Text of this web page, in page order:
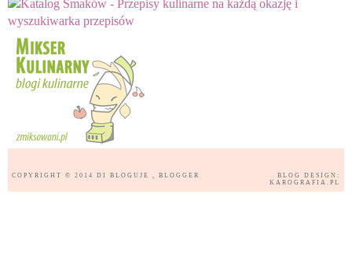
COPYRIGHT © 2014 DI BLOGUJE , BLOGGER
BLOG DESIGN:
KAROGRAFIA.PL